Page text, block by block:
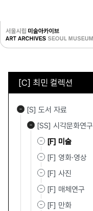
[C] 최민 컬렉션
[S] 도서 자료
[SS] 시각문화연구
[F] 미술
[F] 영화·영상
[F] 사진
[F] 매체연구
[F] 만화